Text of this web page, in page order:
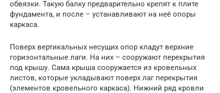
обвязки. Такую балку предварительно крепят к плите
фундамента, и после – устанавливают на неё опоры
каркаса.
Поверх вертикальных несущих опор кладут верхние
горизонтальные лаги. На них – сооружают перекрытия
под крышу. Сама крыша сооружается из кровельных
листов, которые укладывают поверх лаг перекрытия
(элементов кровельного каркаса). Нижний ряд кровли